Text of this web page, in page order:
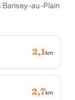
au-Plain
2,1km
2,7km